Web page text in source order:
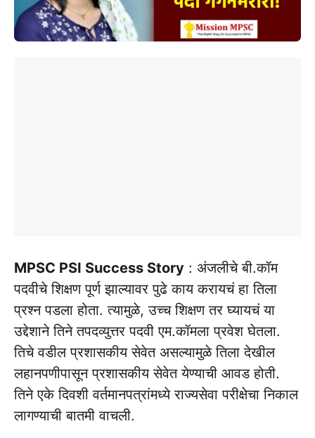
MPSC PSI Success Story : अंजलीचे बी.कॉम
पदवीचे शिक्षण पूर्ण झाल्यावर पुढे काय करायचं हा तिला
प्रश्न पडला होता‌. त्यामुळे, उच्च शिक्षण तर घ्यायचं या
उद्देशाने तिने तपदव्युत्तर पदवी एम.कॉमला प्रवेश घेतला.
तिचे वडील प्रशासकीय सेवेत असल्यामुळे तिला देखील
लहानपणीपासून प्रशासकीय सेवेत येण्याची आवड होती.
तिने एके दिवशी वर्तमानपत्रांमध्ये राज्यसेवा परीक्षेचा निकाल
लागण्याची बातमी वाचली.